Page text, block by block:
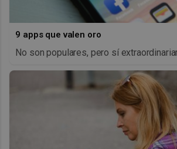
9 apps que valen oro
No son populares, pero sí